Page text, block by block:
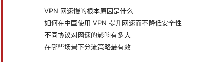
VPN 网速慢的根本原因是什么
如何在中国使用 VPN 提升网速而不降低安全性
不同协议对网速的影响有多大
在哪些场景下分流策略最有效